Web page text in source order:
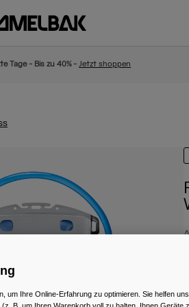
Tage - Bis zu 40% -Jetzt shoppen
um Ihre Online-Erfahrung zu optimieren. Sie helfen
B. um Ihren Warenkorb voll zu halten, Ihnen Geräte